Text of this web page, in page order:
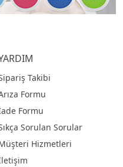
Takibi
Formu
Formu
Sorulan Sorular
Hizmetleri